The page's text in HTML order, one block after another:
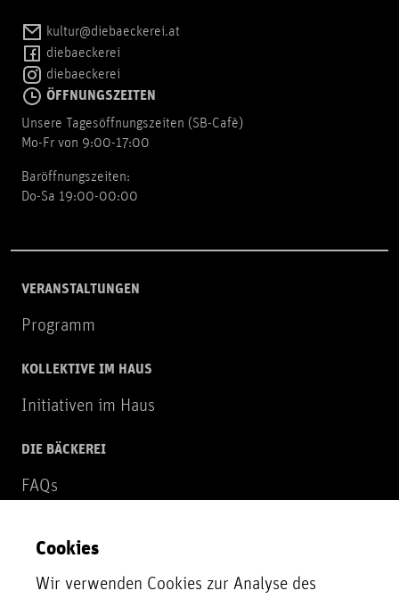
kultur@diebaeckerei.at
diebaeckerei
diebaeckerei
ÖFFNUNGSZEITEN
Unsere Tagesöffnungszeiten (SB-Cafè)
Mo-Fr von 9:00-17:00
Baröffnungszeiten:
Do-Sa 19:00-00:00
VERANSTALTUNGEN
Programm
KOLLEKTIVE IM HAUS
Initiativen im Haus
DIE BÄCKEREI
FAQs
NEWSLETTER
Zur Newsletter Anmeldung
Cookies
Wir verwenden Cookies zur Analyse des